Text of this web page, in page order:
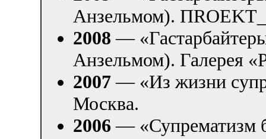
Анзельмом).
2008 —
Анзельмом). Галерея
2007— «Из жизни
Москва.
2006 — «Супрематизм